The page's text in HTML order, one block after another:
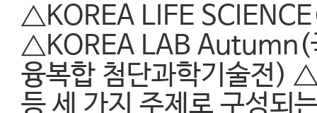
△KOREA LIFE
△KOREA LAB Autumn(
융복합 첨단과학기술전)
등 세 가지 주제로 구성되